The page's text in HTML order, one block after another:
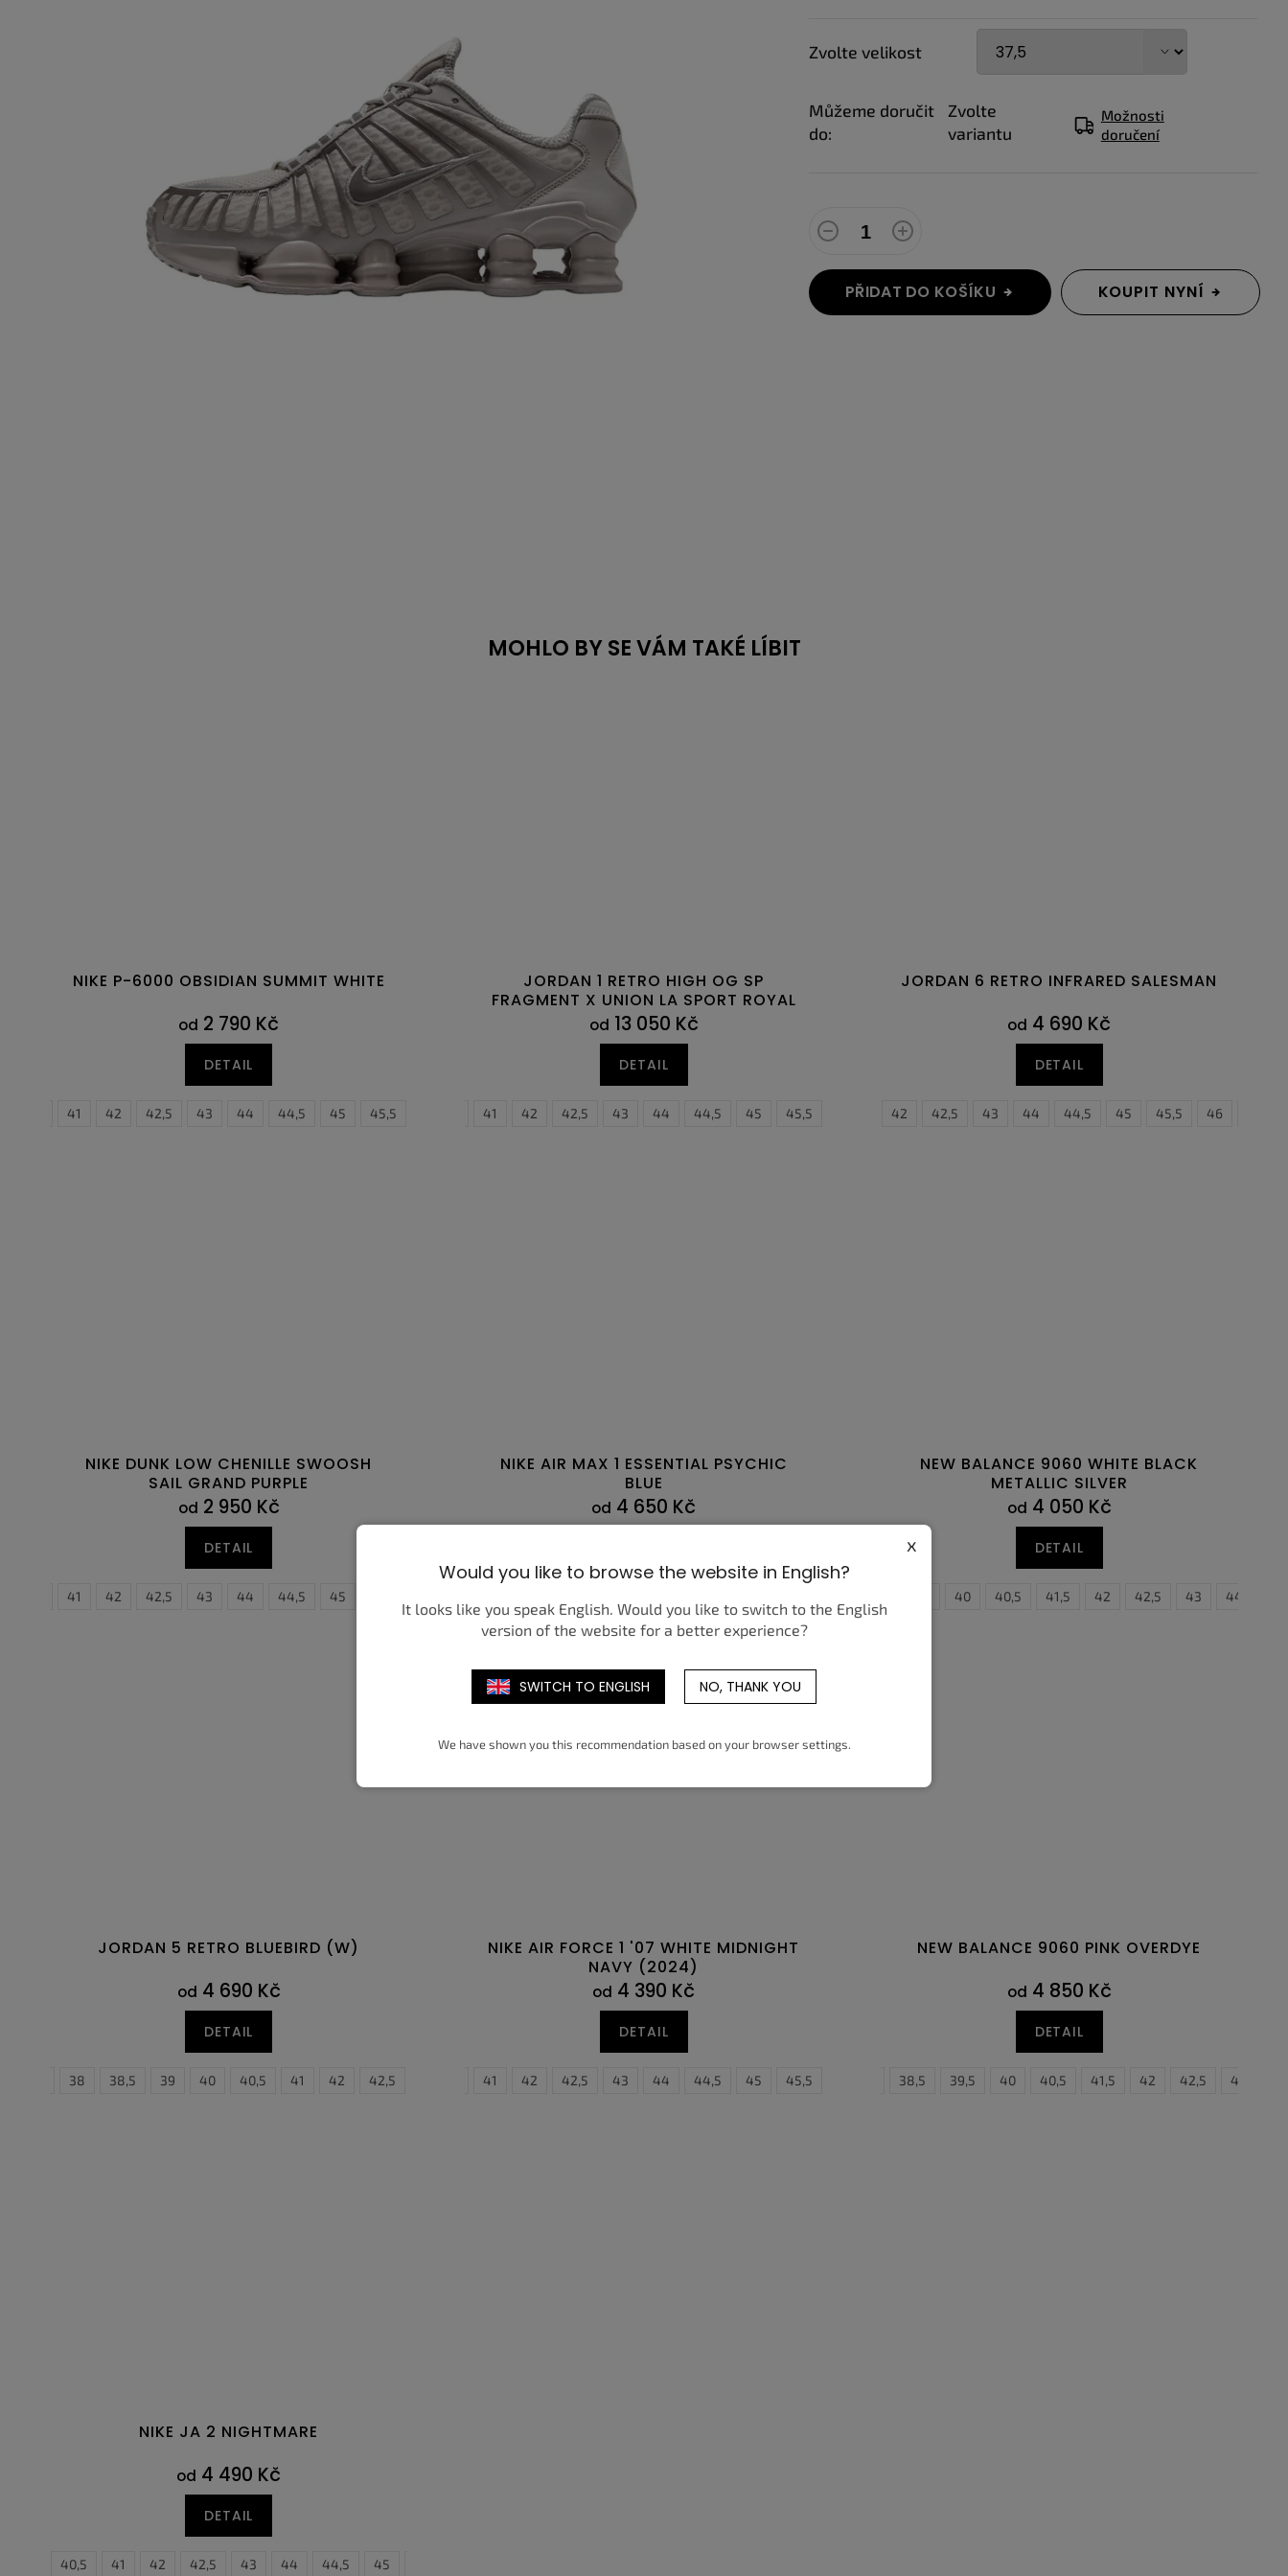
Zvolte velikost
Můžeme doručit
do:
Zvolte
variantu
Možnosti
doručení
PŘIDAT DO KOŠÍKU KOUPIT NYNÍ
MOHLO BY SE VÁM TAKÉ LÍBIT
NIKE P-6000 OBSIDIAN SUMMIT WHITE
od 2 790 Kč
DETAIL
41 42 42,5 43 44 44,5 45 45,5 47,5
JORDAN 1 RETRO HIGH OG SP
FRAGMENT X UNION LA SPORT ROYAL
od 13 050 Kč
DETAIL
38,5 40 41 42 42,5 43 44 44,5 45 45,5 47 47,5
JORDAN 6 RETRO INFRARED SALESMAN
od 4 690 Kč
DETAIL
40,5 42 42,5 43 44 44,5 45 45,5 46
NIKE DUNK LOW CHENILLE SWOOSH
SAIL GRAND PURPLE
od 2 950 Kč
DETAIL
41 42 42,5 43 44 44,5 45
NIKE AIR MAX 1 ESSENTIAL PSYCHIC
BLUE
od 4 650 Kč
NEW BALANCE 9060 WHITE BLACK
METALLIC SILVER
od 4 050 Kč
DETAIL
40 40,5 41,5 42 42,5 43 44
JORDAN 5 RETRO BLUEBIRD (W)
od 4 690 Kč
DETAIL
38 38,5 39 40 40,5 41 42 42,5 44,5
NIKE AIR FORCE 1 '07 WHITE MIDNIGHT
NAVY (2024)
od 4 390 Kč
DETAIL
38,5 40 41 42 42,5 43 44 44,5 45 45,5 47,5
NEW BALANCE 9060 PINK OVERDYE
od 4 850 Kč
DETAIL
36 37 37,5 38,5 39,5 40 40,5 41,5 42 42,5 43
NIKE JA 2 NIGHTMARE
od 4 490 Kč
DETAIL
40,5 41 42 42,5 43 44 44,5 45
Would you like to browse the website in English?
x
It looks like you speak English. Would you like to switch to the English
version of the website for a better experience?
SWITCH TO ENGLISH NO, THANK YOU
We have shown you this recommendation based on your browser settings.